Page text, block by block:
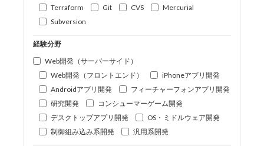
Terraform
Git CVS
Mercurial
Subversion
経験分野
Web開発（サーバーサイド）
Web開発（フロントエンド）
iPhoneアプリ開発
Androidアプリ開発
フィーチャーフォンアプリ開発
研究開発
コンシューマーゲーム開発
デスクトップアプリ開発
OS・ミドルウェア開発
制御組み込み系開発
汎用系開発